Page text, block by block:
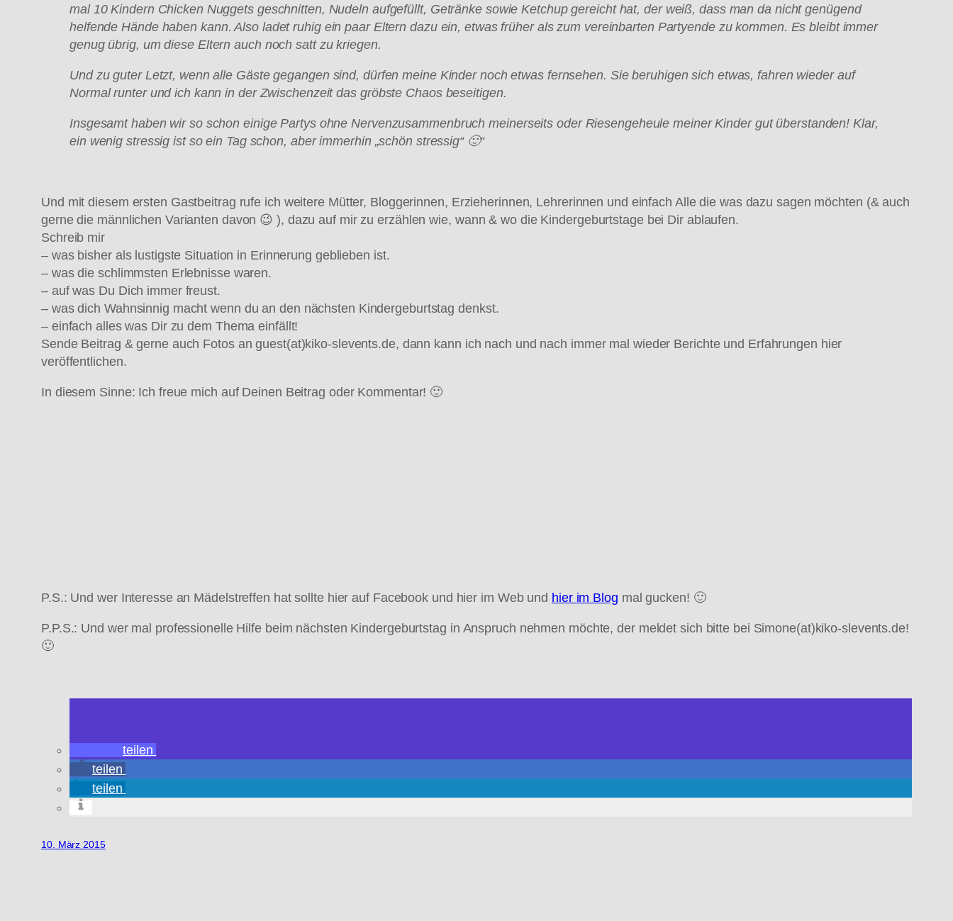
mal 10 Kindern Chicken Nuggets geschnitten, Nudeln aufgefüllt, Getränke sowie Ketchup gereicht hat, der weiß, dass man da nicht genügend
helfende Hände haben kann. Also ladet ruhig ein paar Eltern dazu ein, etwas früher als zum vereinbarten Partyende zu kommen. Es bleibt immer
genugübrig, um diese Eltern auch noch satt zu kriegen.
Und zu guter Letzt, wenn alle Gäste gegangen sind, dürfen meine Kinder noch etwas fernsehen. Sie beruhigen sich etwas, fahren wieder auf
Normal runter und ich kann in der Zwischenzeit das gröbste Chaos beseitigen.
Insgesamt haben wir so schon einige Partys ohne Nervenzusammenbruch meinerseits oder Riesengeheule meiner Kinder gutüberstanden! Klar,
ein wenig stressig ist so ein Tag schon, aber immerhin „schön stressig“🙂“
Und mit diesem ersten Gastbeitrag rufe ich weitere Mütter, Bloggerinnen, Erzieherinnen, Lehrerinnen und einfach Alle die was dazu sagen möchten (& auch
gerne die männlichen Varianten davon 😉 ), dazu auf mir zu erzählen wie, wann & wo die Kindergeburtstage bei Dir ablaufen.
Schreib mir
– was bisher als lustigste Situation in Erinnerung geblieben ist.
– was die schlimmsten Erlebnisse waren.
– auf was Du Dich immer freust.
– was dich Wahnsinnig macht wenn du an den nächsten Kindergeburtstag denkst.
– einfach alles was Dir zu dem Thema einfällt!
Sende Beitrag & gerne auch Fotos an guest(at)kiko-slevents.de, dann kann ich nach und nach immer mal wieder Berichte und Erfahrungen hier
veröffentlichen.
In diesem Sinne: Ich freue mich auf Deinen Beitrag oder Kommentar! 🙂
P.S.: Und wer Interesse an Mädelstreffen hat sollte hier auf Facebook und hier im Web und hier im Blog mal gucken! 🙂
P.P.S.: Und wer mal professionelle Hilfe beim nächsten Kindergeburtstag in Anspruch nehmen möchte, der meldet sich bitte bei Simone(at)kiko-slevents.de!
🙂
teilen
teilen
teilen
10. März 2015